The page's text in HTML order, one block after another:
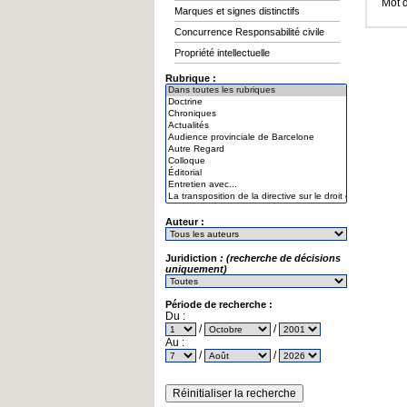
Marques et signes distinctifs
Concurrence Responsabilité civile
Propriété intellectuelle
Rubrique :
Auteur :
Juridiction : (recherche de décisions
uniquement)
Période de recherche :
Du :
/
/
Au :
/
/
Mot